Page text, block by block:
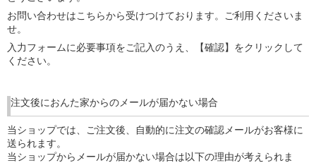
お問い合わせはこちらから受けつけております。ご利用くださいま
せ。
入力フォームに必要事項をご記入のうえ、【確認】をクリックして
ください。
注文後におんた家からのメールが届かない場合
当ショップでは、ご注文後、自動的に注文の確認メールがお客様に
送られます。
当ショップからメールが届かない場合は以下の理由が考えられま